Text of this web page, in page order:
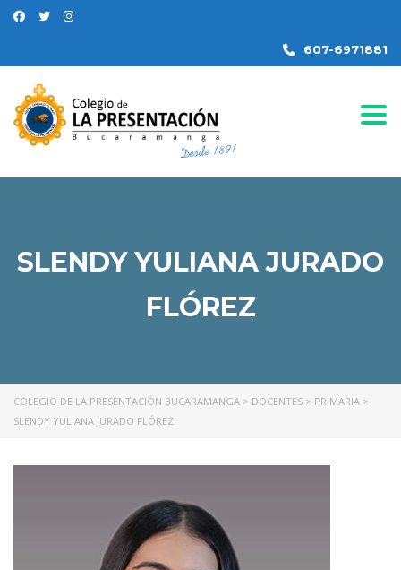
607-6971881
SLENDY YULIANA JURADO
FLÓREZ
COLEGIO DE LA PRESENTACIÓN BUCARAMANGA > DOCENTES > PRIMARIA >
SLENDY YULIANA JURADO FLÓREZ